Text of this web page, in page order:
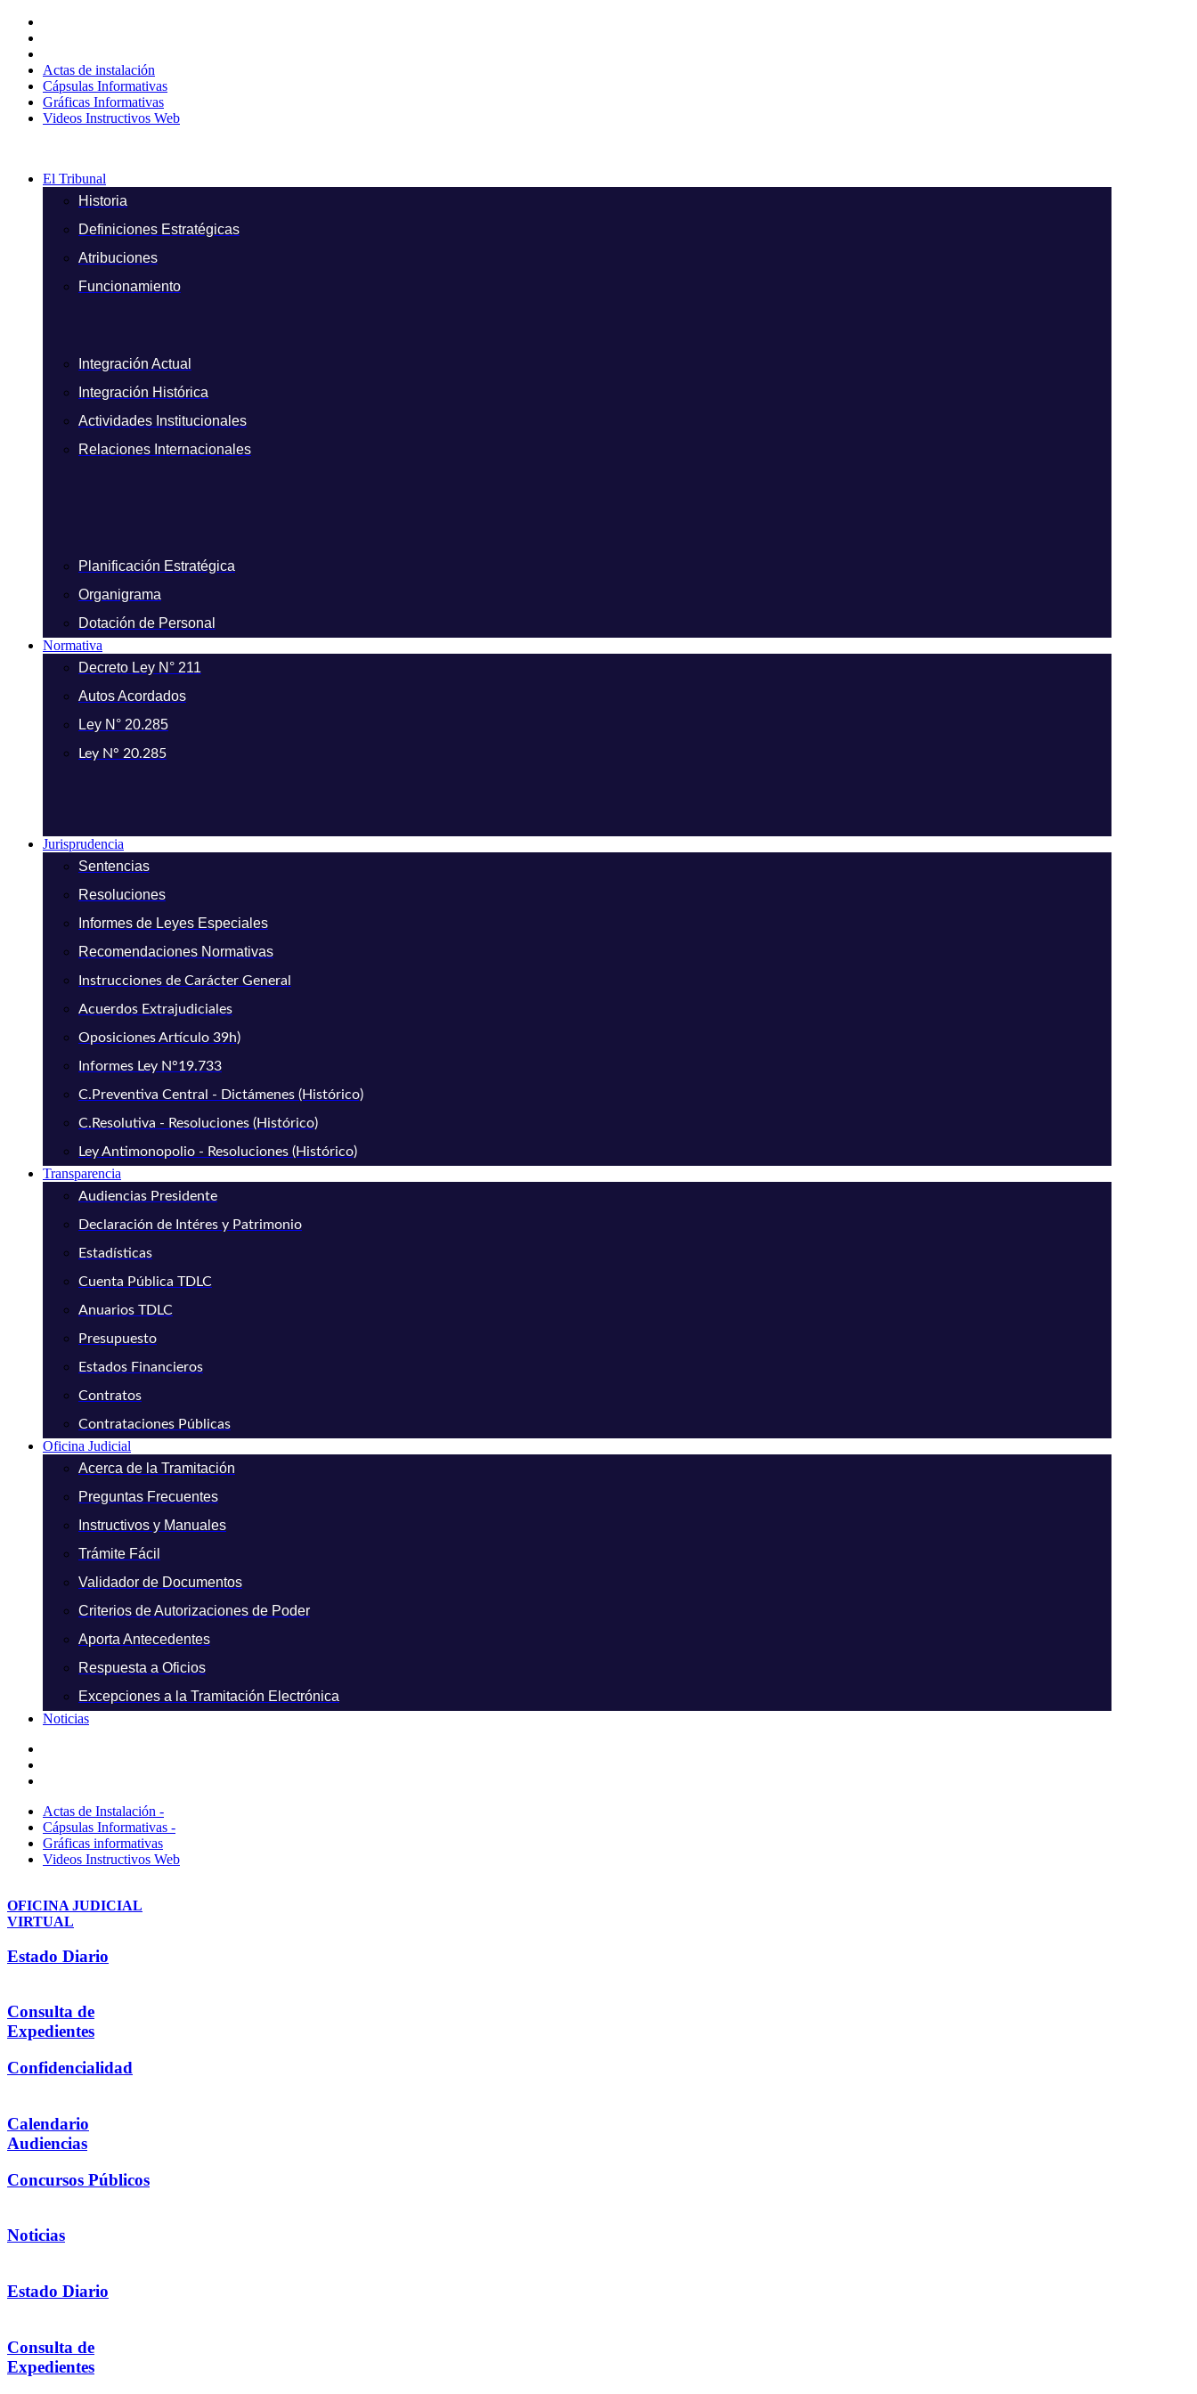
contenido
Actas de instalación
Cápsulas Informativas
Gráficas Informativas
Videos Instructivos Web
El Tribunal
Historia
Definiciones Estratégicas
Atribuciones
Funcionamiento
Integración Actual
Integración Histórica
Actividades Institucionales
Relaciones Internacionales
Planificación Estratégica
Organigrama
Dotación de Personal
Normativa
Decreto Ley N° 211
Autos Acordados
Ley N° 20.285
Ley N° 20.285
Jurisprudencia
Sentencias
Resoluciones
Informes de Leyes Especiales
Recomendaciones Normativas
Instrucciones de Carácter General
Acuerdos Extrajudiciales
Oposiciones Artículo 39h)
Informes Ley N°19.733
C.Preventiva Central - Dictámenes (Histórico)
C.Resolutiva - Resoluciones (Histórico)
Ley Antimonopolio - Resoluciones (Histórico)
Transparencia
Audiencias Presidente
Declaración de Intéres y Patrimonio
Estadísticas
Cuenta Pública TDLC
Anuarios TDLC
Presupuesto
Estados Financieros
Contratos
Contrataciones Públicas
Oficina Judicial
Acerca de la Tramitación
Preguntas Frecuentes
Instructivos y Manuales
Trámite Fácil
Validador de Documentos
Criterios de Autorizaciones de Poder
Aporta Antecedentes
Respuesta a Oficios
Excepciones a la Tramitación Electrónica
Noticias
Actas de Instalación -
Cápsulas Informativas -
Gráficas informativas
Videos Instructivos Web
OFICINA JUDICIAL
VIRTUAL
Estado Diario
Consulta de
Expedientes
Confidencialidad
Calendario
Audiencias
Concursos Públicos
Noticias
Estado Diario
Consulta de
Expedientes